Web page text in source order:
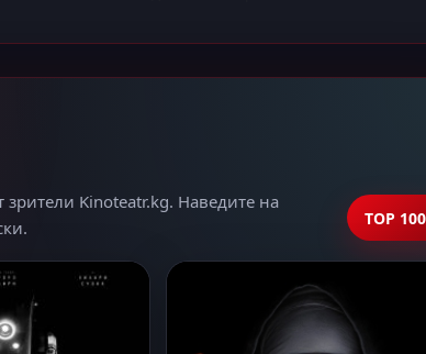
Kinoteatr.kg. Наведите на
TOP 100